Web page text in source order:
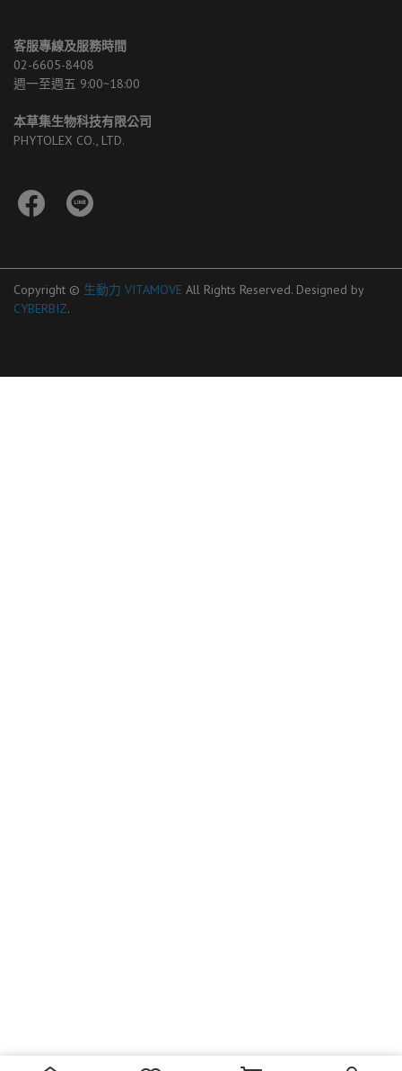
客服專線及服務時間
02-6605-8408
週一至週五 9:00~18:00
本草集生物科技有限公司
PHYTOLEX CO., LTD.
Copyright © 生動力 VITAMOVE All Rights Reserved. Designed by
CYBERBIZ.